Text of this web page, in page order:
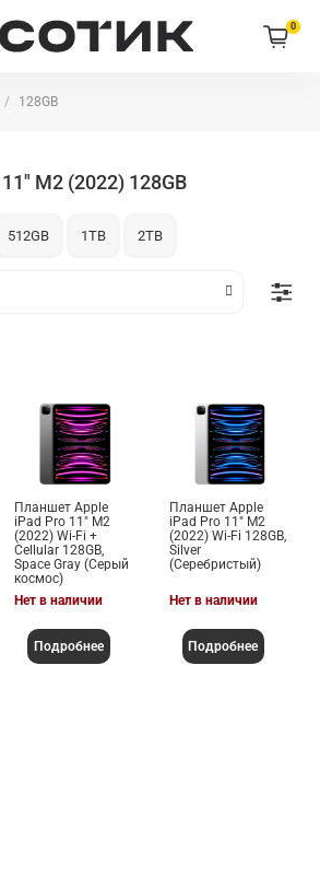
0
128GB
M2 (2022) 128GB
512GB 1TB 2TB
Планшет Apple
iPad Pro 11" M2
(2022) Wi-Fi +
Cellular 128GB,
Space Gray (Серый
космос)
Нет в наличии
Подробнее
Планшет Apple
iPad Pro 11" M2
(2022) Wi-Fi 128GB,
Silver
(Серебристый)
Нет в наличии
Подробнее